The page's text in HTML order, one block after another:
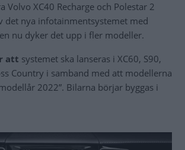
Volvo XC40 Recharge och Polestar 2
det nya infotainmentsystemet med
nu dyker det upp i fler modeller.
att systemet ska lanseras i XC60, S90,
Country i samband med att modellerna
2022”. Bilarna börjar byggas i